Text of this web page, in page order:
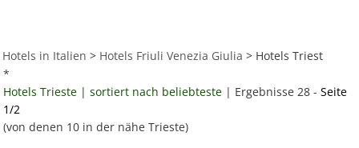
Hotels in Italien > Hotels Friuli Venezia Giulia > Hotels Triest
*
Hotels Trieste | sortiert nach beliebteste | Ergebnisse 28 -Seite
1/2
(von denen 10 in der nähe Trieste)